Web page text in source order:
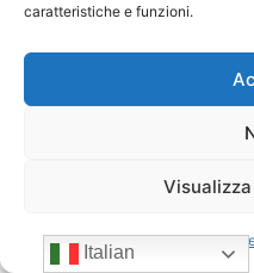
caratteristiche e funzioni.
Italian